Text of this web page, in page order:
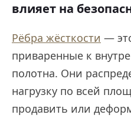
влияет на
Рёбра жёсткости —
приваренные к
полотна. Они
нагрузку по всей
продавить или